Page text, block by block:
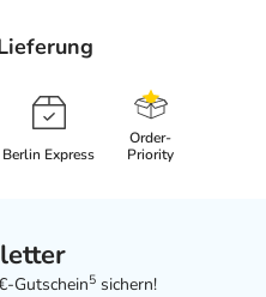
Berlin Express
Order-
Priority
Gutschein5 sichern!